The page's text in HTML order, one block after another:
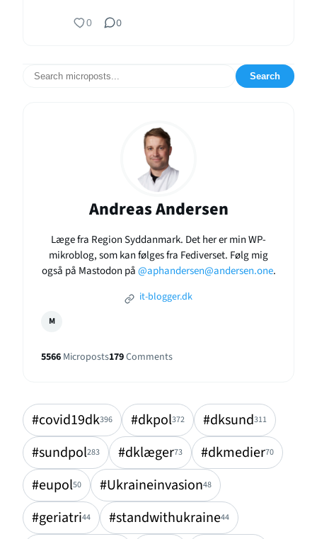
0 0
Search
Andreas Andersen
Læge fra Region Syddanmark. Det her er min WP-
mikroblog, som kan følges fra Fediverset. Følg mig
også på Mastodon på@aphandersen@andersen.one.
it-blogger.dk
M
5566 Microposts179Comments
#covid19dk396 #dkpol372 #dksund311
#sundpol283 #dklæger73 #dkmedier70
#eupol50 #Ukraineinvasion48
#geriatri44 #standwithukraine44